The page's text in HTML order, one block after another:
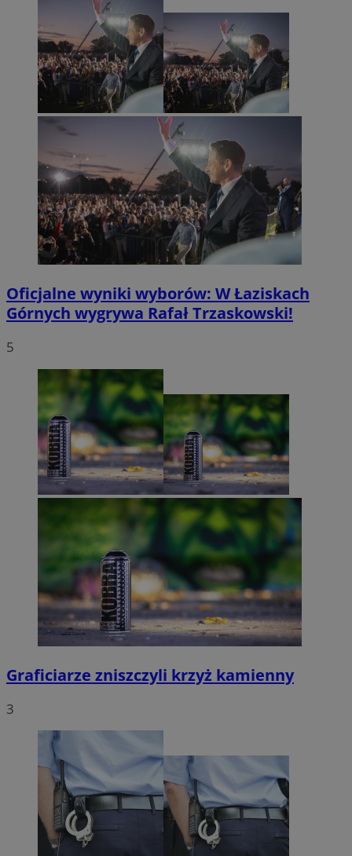
Oficjalne wyniki wyborów: W Łaziskach
Górnych wygrywa Rafał Trzaskowski!
5
Graficiarze zniszczyli krzyż kamienny
3